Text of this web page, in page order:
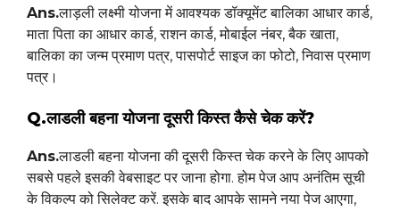
Ans.लाड़ली लक्ष्मी योजना में आवश्यक डॉक्यूमेंट बालिका आधार कार्ड,
माता पिता का आधार कार्ड, राशन कार्ड, मोबाईल नंबर, बैक खाता,
बालिका का जन्म प्रमाण पत्र, पासपोर्ट साइज का फोटो, निवास प्रमाण
पत्र।
Q.लाडली बहना योजना दूसरी किस्त कैसे चेक करें?
Ans.लाडली बहना योजना की दूसरी किस्त चेक करने के लिए आपको
सबसे पहले इसकी वेबसाइट पर जाना होगा. होम पेज आप अनंतिम सूची
के विकल्प को सिलेक्ट करें. इसके बाद आपके सामने नया पेज आएगा,